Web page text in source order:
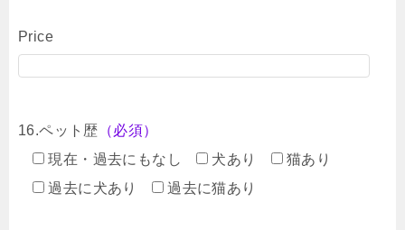
Price
16.ペット歴 （必須）
現在・過去にもなし
犬あり
猫あり
過去に犬あり
過去に猫あり